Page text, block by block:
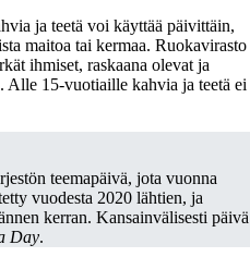
ja teetä voi käyttää päivittäin,
maitoa tai kermaa. Ruokavirasto
ihmiset, raskaana olevat ja
Alle 15-vuotiaille kahvia ja teetä ei
teemapäivä, jota vuonna
vuodesta 2020 lähtien, ja
kerran. Kansainvälisesti päivä
Day.